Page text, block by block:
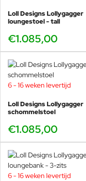
Loll Designs Lollygagger
loungestoel - tall
€1.085,00
6 - 16 weken levertijd
Loll Designs Lollygagger
schommelstoel
€1.085,00
6 - 16 weken levertijd